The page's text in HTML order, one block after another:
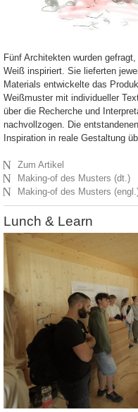
Fünf Architekten wurden
Weiß inspiriert. Sie lieferten
Materials entwickelte das
Weißmuster mit individueller
über die Recherche und
nachvollzogen. Die
Inspiration in reale Gestaltung
N Zum Artikel
N Making-of des Musters (dt.)
N Making-of des Musters
Lunch & Learn